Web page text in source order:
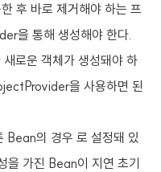
후 바로 제거해야 하는 프
을 통해 생성해야 한다.
로운 객체가 생성돼야 하
을 사용하면 된
Bean의 경우 로 설정돼 있
을 가진 Bean이 지연 초기